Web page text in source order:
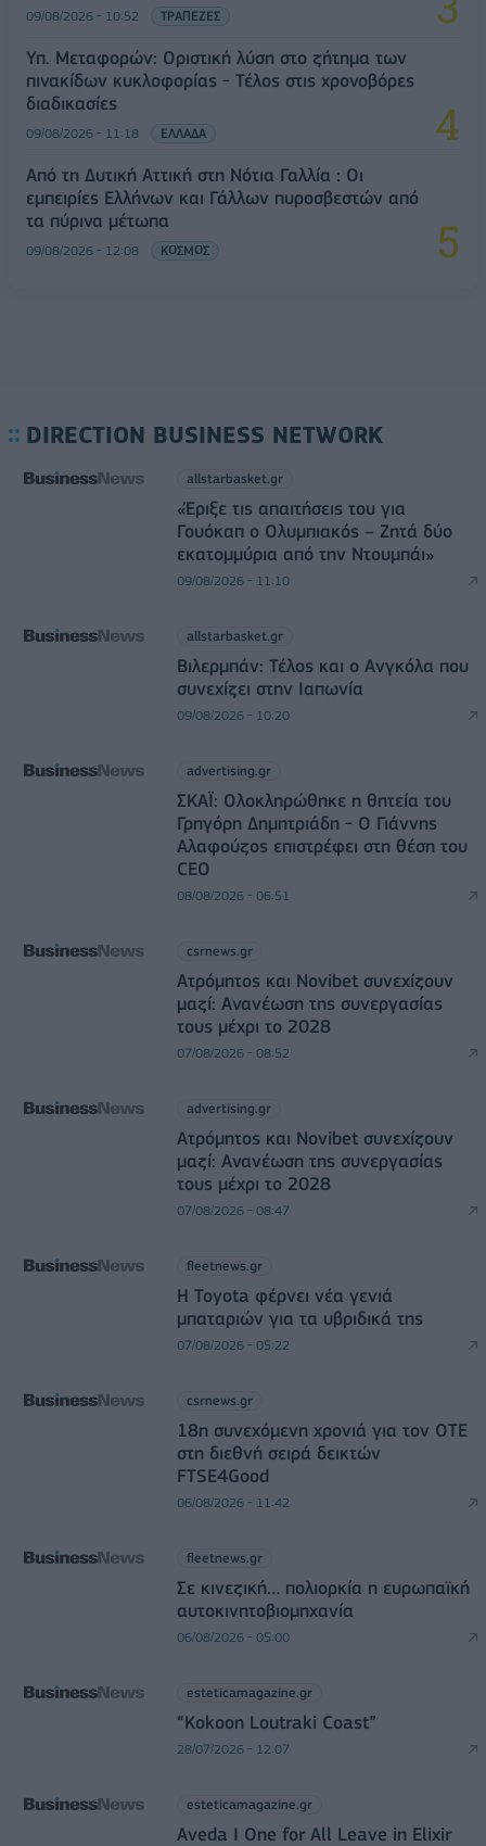
09/08/2026 - 10:52 ΤΡΑΠΕΖΕΣ
Υπ. Μεταφορών: Οριστική λύση στο ζήτημα των
πινακίδων κυκλοφορίας - Τέλος στις χρονοβόρες
διαδικασίες
09/08/2026 - 11:18 ΕΛΛΑΔΑ
Από τη Δυτική Αττική στη Νότια Γαλλία : Οι
εμπειρίες Ελλήνων και Γάλλων πυροσβεστών από
τα πύρινα μέτωπα
09/08/2026 - 12:08 ΚΟΣΜΟΣ
DIRECTION BUSINESS NETWORK
allstarbasket.gr
«Έριξε τις απαιτήσεις του για
Γουόκαπ ο Ολυμπιακός – Ζητά δύο
εκατομμύρια από την Ντουμπάι»
09/08/2026 - 11:10
allstarbasket.gr
Βιλερμπάν: Τέλος και ο Ανγκόλα που
συνεχίζει στην Ιαπωνία
09/08/2026 - 10:20
advertising.gr
ΣΚΑΪ: Ολοκληρώθηκε η θητεία του
Γρηγόρη Δημητριάδη - Ο Γιάννης
Αλαφούζος επιστρέφει στη θέση του
CEO
08/08/2026 - 06:51
csrnews.gr
Ατρόμητος και Novibet συνεχίζουν
μαζί: Ανανέωση της συνεργασίας
τους μέχρι το 2028
07/08/2026 - 08:52
advertising.gr
Ατρόμητος και Novibet συνεχίζουν
μαζί: Ανανέωση της συνεργασίας
τους μέχρι το 2028
07/08/2026 - 08:47
fleetnews.gr
Η Toyota φέρνει νέα γενιά
μπαταριών για τα υβριδικά της
07/08/2026 - 05:22
csrnews.gr
18η συνεχόμενη χρονιά για τον ΟΤΕ
στη διεθνή σειρά δεικτών
FTSE4Good
06/08/2026 - 11:42
fleetnews.gr
Σε κινεζική… πολιορκία η ευρωπαϊκή
αυτοκινητοβιομηχανία
06/08/2026 - 05:00
esteticamagazine.gr
“Kokoon Loutraki Coast”
28/07/2026 - 12:07
esteticamagazine.gr
Aveda I One for All Leave in Elixir